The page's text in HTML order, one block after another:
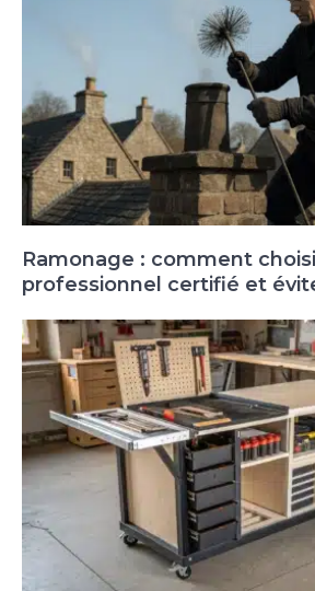
Ramonage : comment
professionnel certifié et